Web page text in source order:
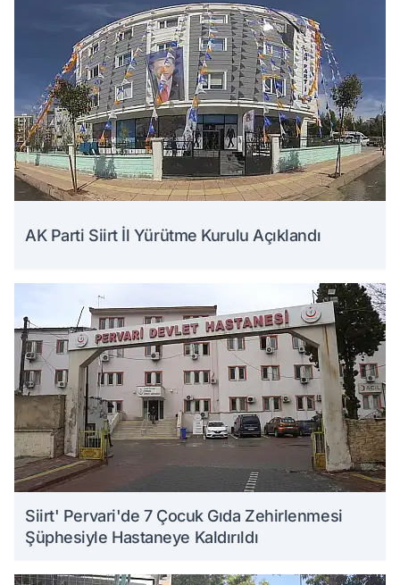
AK Parti Siirt İl Yürütme Kurulu Açıklandı
Siirt' Pervari'de 7 Çocuk Gıda Zehirlenmesi
Şüphesiyle Hastaneye Kaldırıldı